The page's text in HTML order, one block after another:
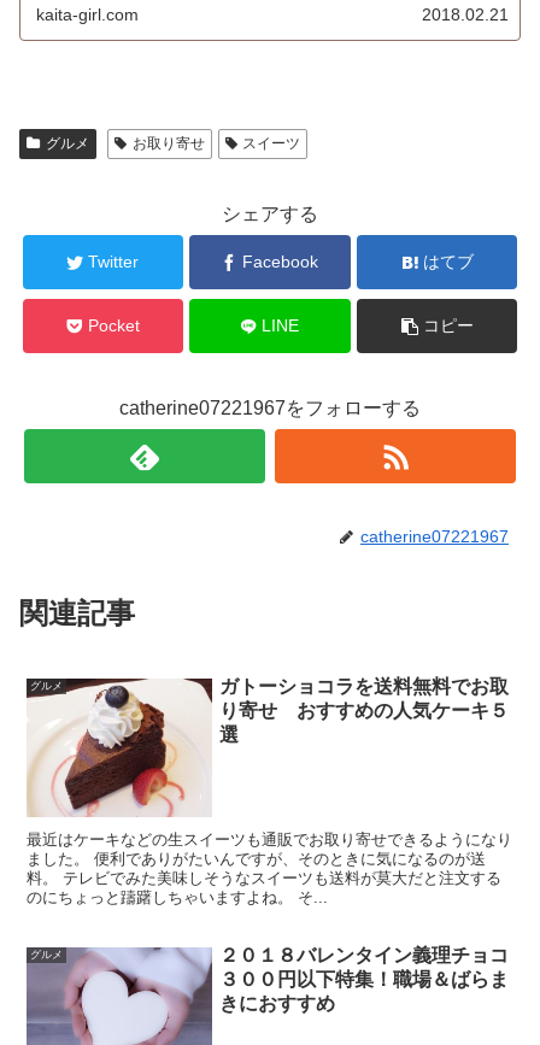
kaita-girl.com 2018.02.21
グルメ お取り寄せ スイーツ
シェアする
Twitter Facebook はてブ
Pocket LINE コピー
catherine07221967をフォローする
catherine07221967
関連記事
グルメ
ガトーショコラを送料無料でお取
り寄せ おすすめの人気ケーキ５
選
最近はケーキなどの生スイーツも通販でお取り寄せできるようになり
ました。 便利でありがたいんですが、そのときに気になるのが送
料。 テレビでみた美味しそうなスイーツも送料が莫大だと注文する
のにちょっと躊躇しちゃいますよね。 そ...
グルメ
２０１８バレンタイン義理チョコ
３００円以下特集！職場＆ばらま
きにおすすめ